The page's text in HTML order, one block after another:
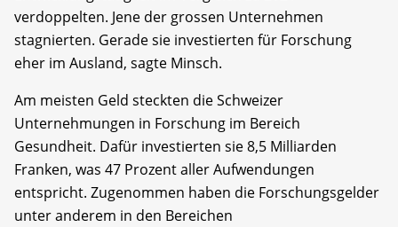
verdoppelten. Jene der grossen Unternehmen
stagnierten. Gerade sie investierten für Forschung
eher im Ausland, sagte Minsch.
Am meisten Geld steckten die Schweizer
Unternehmungen in Forschung im Bereich
Gesundheit. Dafür investierten sie 8,5 Milliarden
Franken, was 47 Prozent aller Aufwendungen
entspricht. Zugenommen haben die Forschungsgelder
unter anderem in den Bereichen